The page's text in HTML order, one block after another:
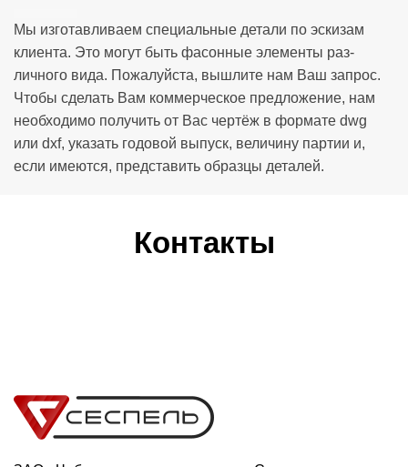
Мы изготавливаем специальные детали по эскизам
клиента. Это могут быть фасонные элементы раз-
личного вида. Пожалуйста, вышлите нам Ваш запрос.
Чтобы сделать Вам коммерческое предложение, нам
необходимо получить от Вас чертёж в формате dwg
или dxf, указать годовой выпуск, величину партии и,
если имеются, представить образцы деталей.
Контакты